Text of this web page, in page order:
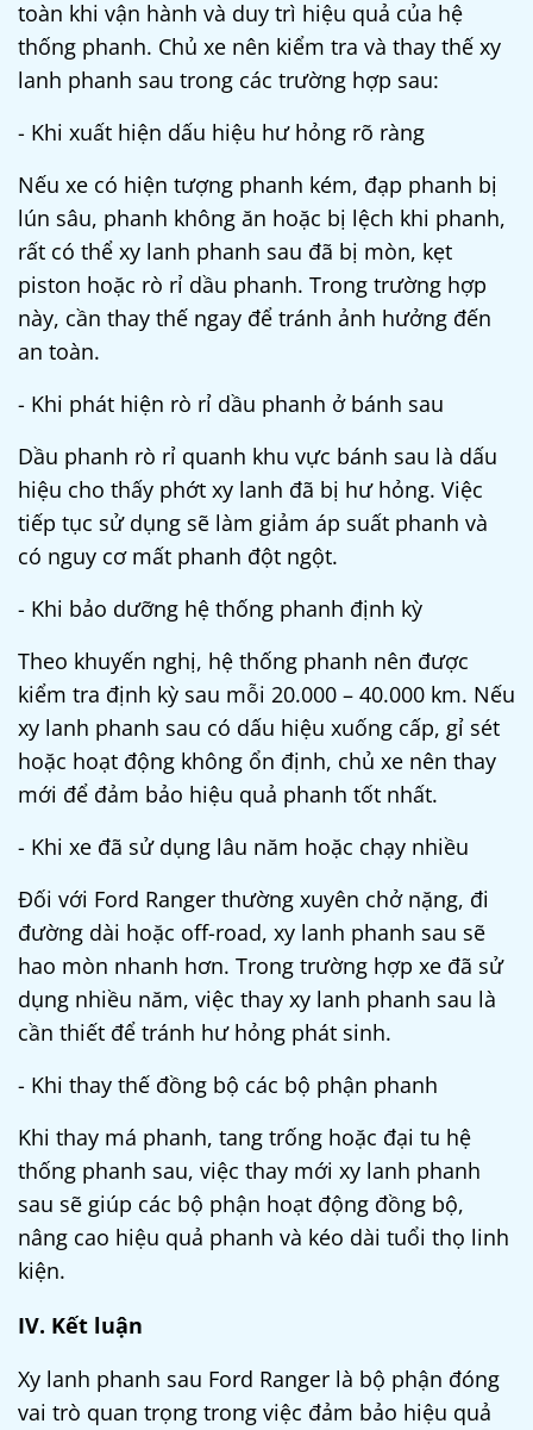
toàn khi vận hành và duy trì hiệu quả của hệ
thống phanh. Chủ xe nên kiểm tra và thay thế xy
lanh phanh sau trong các trường hợp sau:
- Khi xuất hiện dấu hiệu hư hỏng rõ ràng
Nếu xe có hiện tượng phanh kém, đạp phanh bị
lún sâu, phanh không ăn hoặc bị lệch khi phanh,
rất có thể xy lanh phanh sau đã bị mòn, kẹt
piston hoặc rò rỉ dầu phanh. Trong trường hợp
này, cần thay thế ngay để tránh ảnh hưởng đến
an toàn.
- Khi phát hiện rò rỉ dầu phanh ở bánh sau
Dầu phanh rò rỉ quanh khu vực bánh sau là dấu
hiệu cho thấy phớt xy lanh đã bị hư hỏng. Việc
tiếp tục sử dụng sẽ làm giảm áp suất phanh và
có nguy cơ mất phanh đột ngột.
- Khi bảo dưỡng hệ thống phanh định kỳ
Theo khuyến nghị, hệ thống phanh nên được
kiểm tra định kỳ sau mỗi 20.000 – 40.000 km. Nếu
xy lanh phanh sau có dấu hiệu xuống cấp, gỉ sét
hoặc hoạt động không ổn định, chủ xe nên thay
mới để đảm bảo hiệu quả phanh tốt nhất.
- Khi xe đã sử dụng lâu năm hoặc chạy nhiều
Đối với Ford Ranger thường xuyên chở nặng, đi
đường dài hoặc off-road, xy lanh phanh sau sẽ
hao mòn nhanh hơn. Trong trường hợp xe đã sử
dụng nhiều năm, việc thay xy lanh phanh sau là
cần thiết để tránh hư hỏng phát sinh.
- Khi thay thế đồng bộ các bộ phận phanh
Khi thay má phanh, tang trống hoặc đại tu hệ
thống phanh sau, việc thay mới xy lanh phanh
sau sẽ giúp các bộ phận hoạt động đồng bộ,
nâng cao hiệu quả phanh và kéo dài tuổi thọ linh
kiện.
IV. Kết luận
Xy lanh phanh sau Ford Ranger là bộ phận đóng
vai trò quan trọng trong việc đảm bảo hiệu quả